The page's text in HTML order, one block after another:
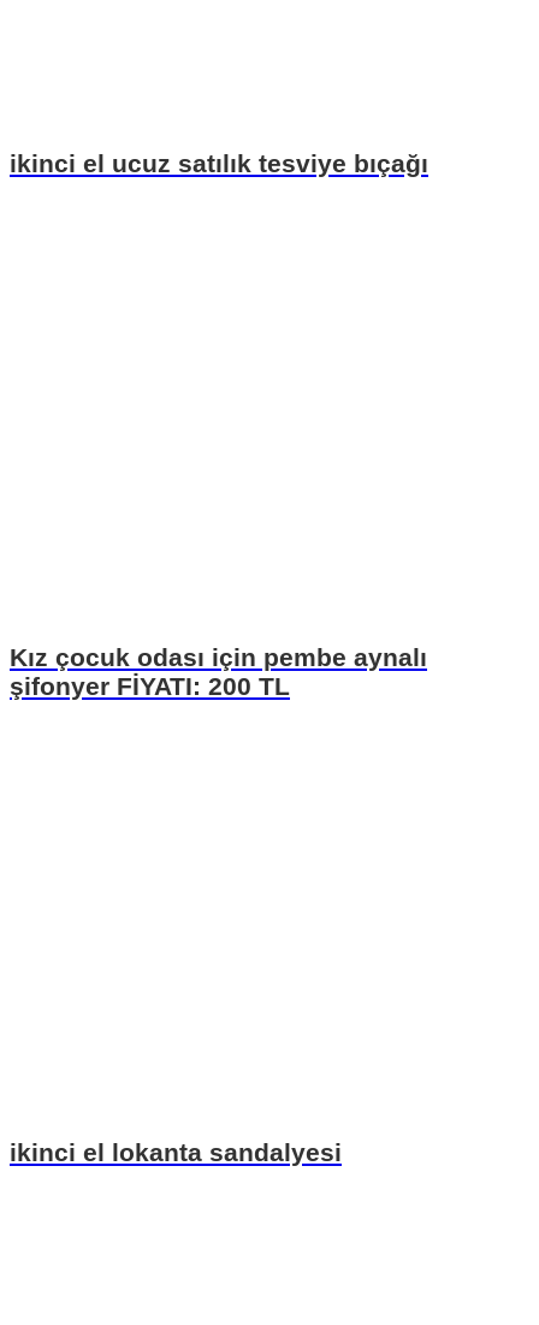
ikinci el ucuz satılık tesviye bıçağı
Kız çocuk odası için pembe aynalı
şifonyer FİYATI: 200 TL
ikinci el lokanta sandalyesi